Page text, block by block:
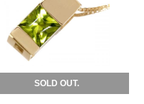
SOLD OUT.